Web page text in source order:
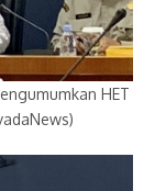
HET